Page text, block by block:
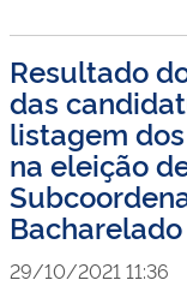
Resultado
das
listagem
na eleição
29/10/2021 11:36